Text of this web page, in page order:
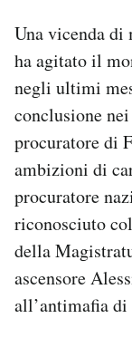
CALENDARIO
AREA
Area
Newsletter
Notifiche
Regala il Post
Hai bisogno
Una vicenda di
ha agitato il
negli ultimi
conclusione
procuratore di
ambizioni di
procuratore
riconosciuto
della
ascensore
all’antimafia di